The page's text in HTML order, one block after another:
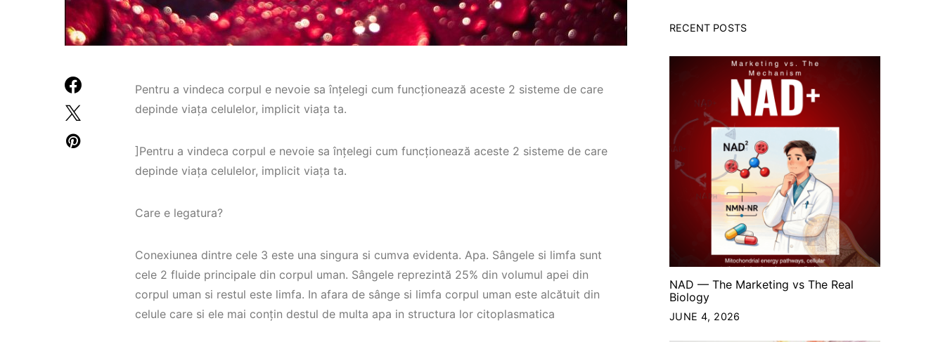
Pentru a vindeca corpul e nevoie sa înțelegi cum funcționează aceste 2 sisteme de care
depinde viața celulelor, implicit viața ta.
]Pentru a vindeca corpul e nevoie sa înțelegi cum funcționează aceste 2 sisteme de care
depinde viața celulelor, implicit viața ta.
Care e legatura?
Conexiunea dintre cele 3 este una singura si cumva evidenta. Apa. Sângele si limfa sunt
cele 2 fluide principale din corpul uman. Sângele reprezintă 25% din volumul apei din
corpul uman si restul este limfa. In afara de sânge si limfa corpul uman este alcătuit din
celule care si ele mai conțin destul de multa apa in structura lor citoplasmatica
RECENT POSTS
NAD — The Marketing vs The Real
Biology
JUNE 4, 2026